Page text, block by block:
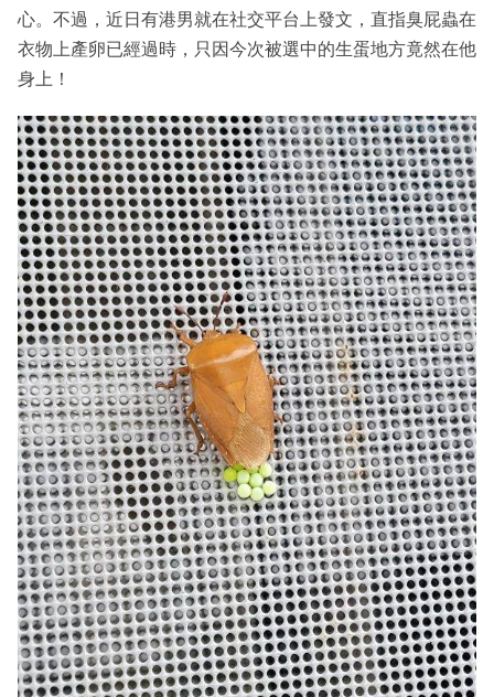
心。不過，近日有港男就在社交平台上發文，直指臭屁蟲在
衣物上產卵已經過時，只因今次被選中的生蛋地方竟然在他
身上！